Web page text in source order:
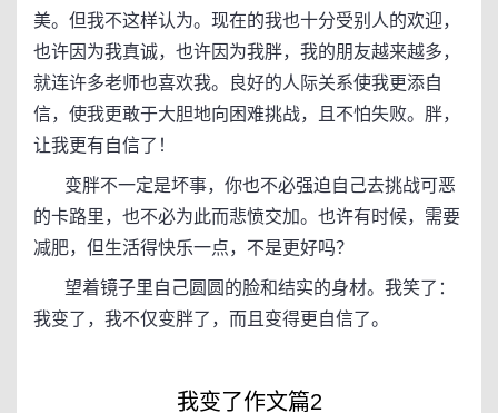
美。但我不这样认为。现在的我也十分受别人的欢迎，
也许因为我真诚，也许因为我胖，我的朋友越来越多，
就连许多老师也喜欢我。良好的人际关系使我更添自
信，使我更敢于大胆地向困难挑战，且不怕失败。胖，
让我更有自信了！
变胖不一定是坏事，你也不必强迫自己去挑战可恶
的卡路里，也不必为此而悲愤交加。也许有时候，需要
减肥，但生活得快乐一点，不是更好吗？
望着镜子里自己圆圆的脸和结实的身材。我笑了：
我变了，我不仅变胖了，而且变得更自信了。
我变了作文篇2